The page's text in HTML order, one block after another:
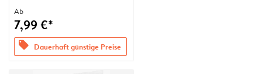
Ab
7,99 €*
offers Dauerhaft günstige Preise